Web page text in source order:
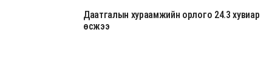
Даатгалын хураамжийн орлого 24.3 хувиар
өсжээ